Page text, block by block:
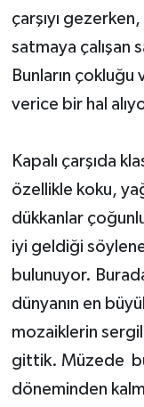
çarşıyı
satmaya çalışan
Bunların çokluğu
verice bir hal
Kapalı çarşıda
özellikle koku,
dükkanlar
iyi geldiği
bulunuyor.
dünyanın en
mozaiklerin
gittik. Müzede
döneminden